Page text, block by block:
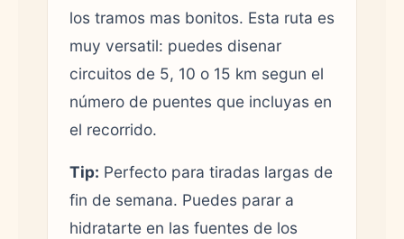
los tramos mas bonitos. Esta ruta es
muy versatil: puedes disenar
circuitos de 5, 10 o 15 km segun el
número de puentes que incluyas en
el recorrido.
Tip: Perfecto para tiradas largas de
fin de semana. Puedes parar a
hidratarte en las fuentes de los